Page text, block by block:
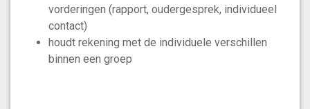
vorderingen (rapport, oudergesprek, individueel
contact)
houdt rekening met de individuele verschillen
binnen een groep